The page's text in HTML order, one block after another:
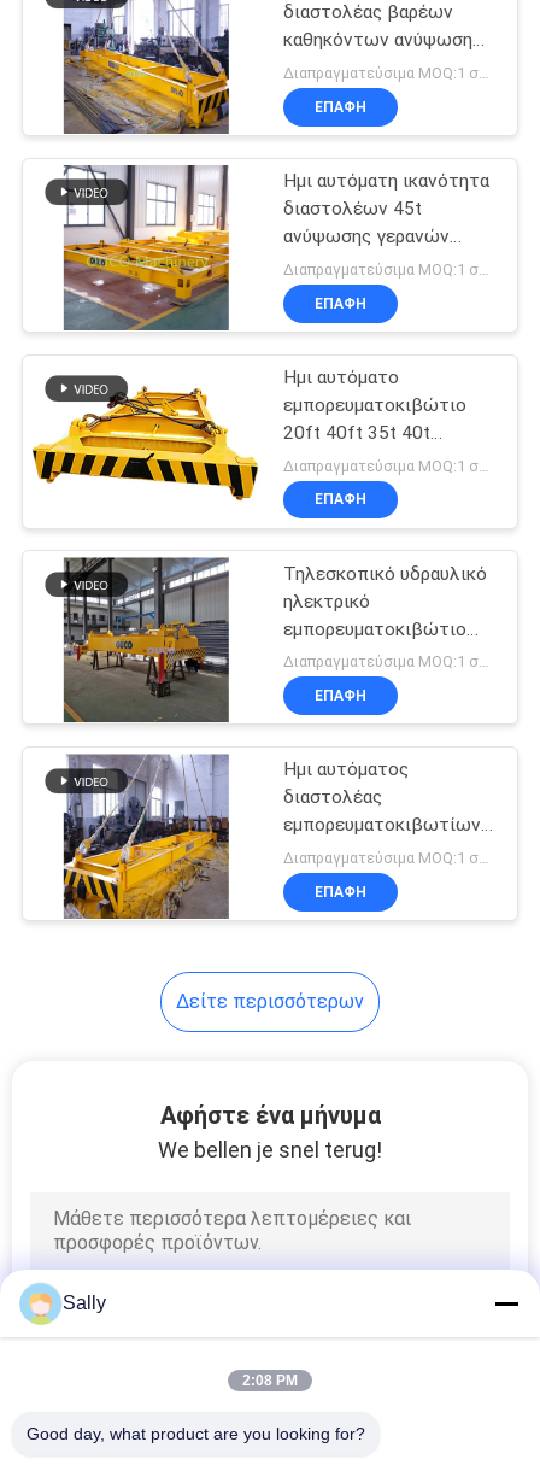
ΠΟΛΙΤΙΚΉ
ΑΠΟΡΡΉΤΟΥ
διαστολέας βαρέων
καθηκόντων ανύψωση
εμπορευματοκιβωτίων
20ft/40ft
ΕΠΑΦΉ
Ημι αυτόματη ικανότητα
διαστολέων 45t
ανύψωσης γερανών
λύσης λιμένων 20ft
ΕΠΑΦΉ
Ημι αυτόματο
εμπορευματοκιβώτιο
20ft 40ft 35t 40t
φραγμών διαστολέων
ΕΠΑΦΉ
Τηλεσκοπικό υδραυλικό
ηλεκτρικό
εμπορευματοκιβώτιο
διαστολέων για 20ft
40ft 45ft
Διαπραγματεύσιμα MOQ:1 σύνολο
ΕΠΑΦΉ
Ημι αυτόματος
διαστολέας
εμπορευματοκιβωτίων
20 πόδια 40 πόδια
εμπορευματοκιβωτίων
Διαπραγματεύσιμα MOQ:1 σύνολο
ΕΠΑΦΉ
Δείτε περισσότερων
Αφήστε ένα μήνυμα
We bellen je snel terug!
Sally
2:08 PM
Good day, what product are you looking for?